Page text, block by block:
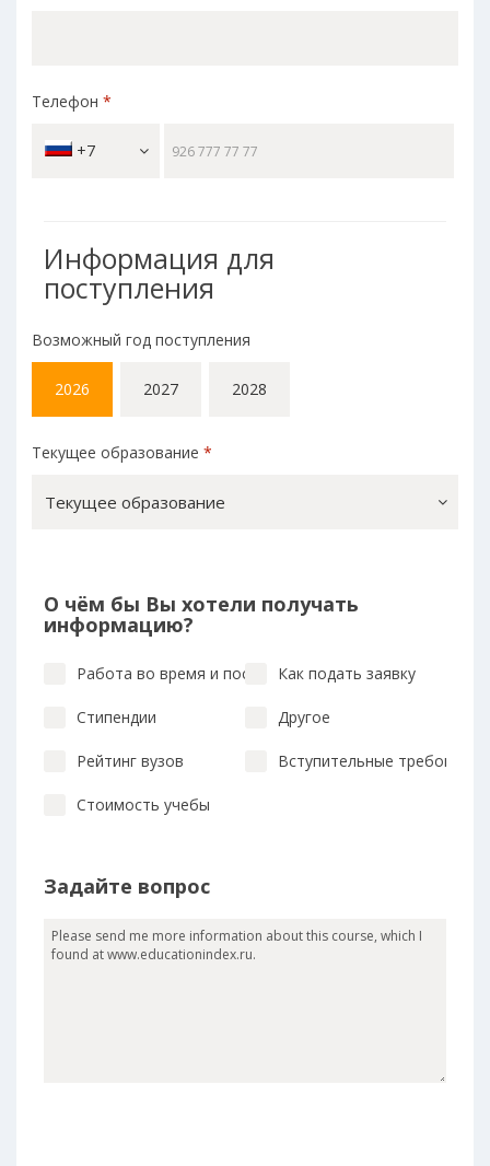
Телефон *
+7
Информация для
поступления
Возможный год поступления
2026 2027 2028
Текущее образование *
Текущее образование
О чём бы Вы хотели получать
информацию?
Работа во время и после учебыКак подать заявку
Стипендии Другое
Рейтинг вузов Вступительные требования
Стоимость учебы
Задайте вопрос